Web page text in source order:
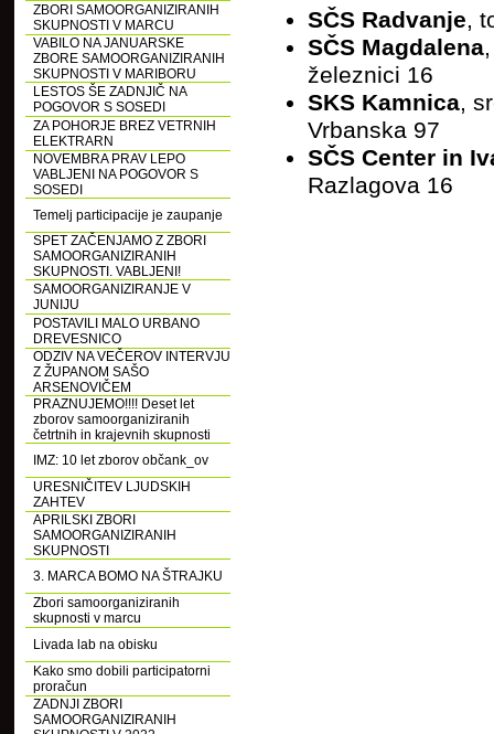
ZBORI SAMOORGANIZIRANIH
SKUPNOSTI V MARCU
VABILO NA JANUARSKE
ZBORE SAMOORGANIZIRANIH
SKUPNOSTI V MARIBORU
LESTOS ŠE ZADNJIČ NA
POGOVOR S SOSEDI
ZA POHORJE BREZ VETRNIH
ELEKTRARN
NOVEMBRA PRAV LEPO
VABLJENI NA POGOVOR S
SOSEDI
Temelj participacije je zaupanje
SPET ZAČENJAMO Z ZBORI
SAMOORGANIZIRANIH
SKUPNOSTI. VABLJENI!
SAMOORGANIZIRANJE V
JUNIJU
POSTAVILI MALO URBANO
DREVESNICO
ODZIV NA VEČEROV INTERVJU
Z ŽUPANOM SAŠO
ARSENOVIČEM
PRAZNUJEMO!!!! Deset let
zborov samoorganiziranih
četrtnih in krajevnih skupnosti
IMZ: 10 let zborov občank_ov
URESNIČITEV LJUDSKIH
ZAHTEV
APRILSKI ZBORI
SAMOORGANIZIRANIH
SKUPNOSTI
3. MARCA BOMO NA ŠTRAJKU
Zbori samoorganiziranih
skupnosti v marcu
Livada lab na obisku
Kako smo dobili participatorni
proračun
ZADNJI ZBORI
SAMOORGANIZIRANIH
SČS Radvanje,
SČS Magdalena
železnici 16
SKS Kamnica,
Vrbanska 97
SČS Center in
Razlagova 16